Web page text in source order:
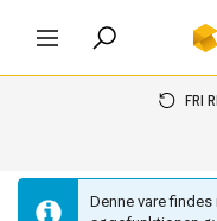
FRI
Denne vare